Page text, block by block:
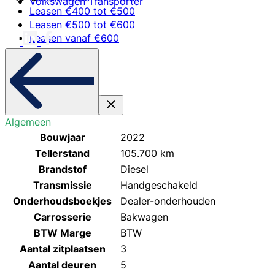
Leasen €400 tot €500
Leasen €500 tot €600
Leasen vanaf €600
Algemeen
Bouwjaar
2022
Tellerstand
105.700 km
Brandstof
Diesel
Transmissie
Handgeschakeld
Onderhoudsboekjes
Dealer-onderhouden
Carrosserie
Bakwagen
BTW Marge
BTW
Aantal zitplaatsen
3
Aantal deuren
5